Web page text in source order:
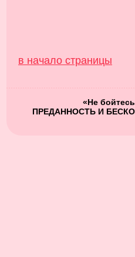
в начало страницы
«Не
ПРЕДАННОСТЬ И